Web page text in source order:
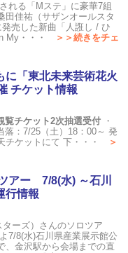
れる「Mステ」に豪華7組
田佳祐（サザンオールスタ
売した新曲「人誑し / ひ
My・・・
＞＞続きをチェ
に「東北未来芸術花火
チケット情報
覧チケット2次抽選受付 ・
落：7/25（土）18：00～ 発
チケットにて 下・・・
＞
アー 7/8(水) ～石川
行情報
ーズ）さんのソロツア
7/8(水)石川県産業展示館公
、金沢駅から会場までの直